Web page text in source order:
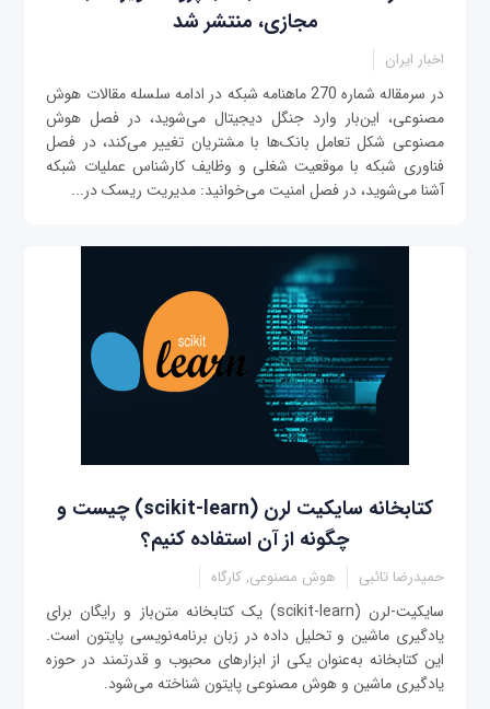
مجازی، منتشر شد
اخبار ایران
در سرمقاله شماره 270 ماهنامه شبکه در ادامه سلسله مقالات هوش
مصنوعی، این‌بار وارد جنگل دیجیتال می‌شوید، در فصل هوش
مصنوعی شکل تعامل بانک‌ها با مشتریان تغییر می‌کند، در فصل
فناوری شبکه با موقعیت شغلی و وظایف کارشناس عملیات شبکه
آشنا می‌شوید، در فصل امنیت می‌خوانید: مدیریت ریسک در...
کتابخانه سایکیت لرن (scikit-learn) چیست و
چگونه از آن استفاده کنیم؟
حمیدرضا تائبی هوش مصنوعی, کارگاه
سایکیت-لرن (scikit-learn) یک کتابخانه متن‌باز و رایگان برای
یادگیری ماشین و تحلیل داده در زبان برنامه‌نویسی پایتون است.
این کتابخانه به‌عنوان یکی از ابزارهای محبوب و قدرتمند در حوزه
یادگیری ماشین و هوش مصنوعی پایتون شناخته می‌شود.